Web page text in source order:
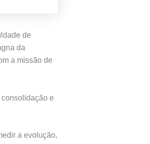
de
da
a missão de
e
a evolução,